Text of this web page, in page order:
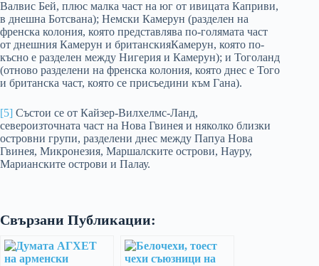
Валвис Бей, плюс малка част на юг от ивицата Каприви,
в днешна Ботсвана); Немски Камерун (разделен на
френска колония, която представлява по-голямата част
от днешния Камерун и британскияКамерун, която по-
късно е разделен между Нигерия и Камерун); и Тоголанд
(отново разделени на френска колония, която днес е Того
и британска част, която се присъедини към Гана).
[5] Състои се от Кайзер-Вилхелмс-Ланд,
североизточната част на Нова Гвинея и няколко близки
островни групи, разделени днес между Папуа Нова
Гвинея, Микронезия, Маршалските острови, Науру,
Марианските острови и Палау.
Свързани Публикации: